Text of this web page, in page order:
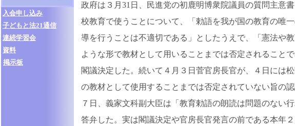
入会申し込み
子どもと法21通信
連続学習会
資料
掲示板
政府は３月31日、民進党の初鹿明博衆院議員の質問主意
校教育で使うことについて、「勅語を我が国の教育の唯
導を行うことは不適切である」としたうえで、「憲法や
ような形で教材として用いることまでは否定されること
閣議決定した。続いて４月３日菅官房長官が、４日には
の教材として使用することまでは否定されていない旨の認
７日、義家文科副大臣は「教育勅語の朗読は問題のない
答弁した。実は閣議決定や官房長官発言の前である本年